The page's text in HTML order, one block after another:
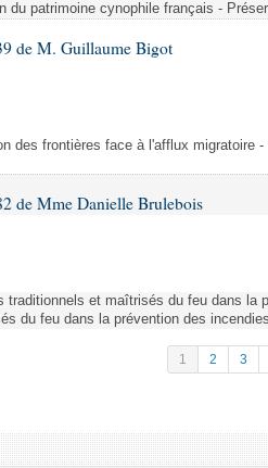
du patrimoine cynophile français -
de M. Guillaume Bigot
des frontières face à l'afflux migratoire
de Mme Danielle Brulebois
traditionnels et maîtrisés du feu dans la
du feu dans la prévention des
1 2 3